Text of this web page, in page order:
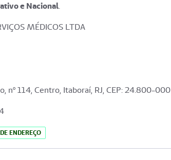
e Nacional.
MÉDICOS LTDA
nº 114, Centro, Itaboraí, RJ, CEP: 24.800-000
ENDEREÇO